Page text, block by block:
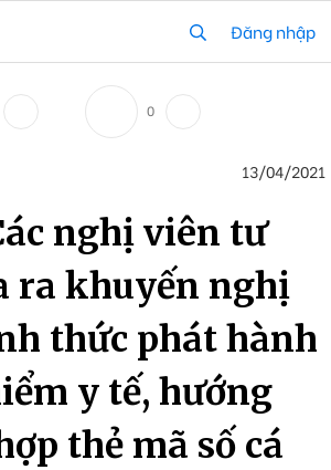
Đăng nhập
0
13/04/2021
nghị viên tư
ra khuyến nghị
thức phát hành
y tế, hướng
thẻ mã số cá